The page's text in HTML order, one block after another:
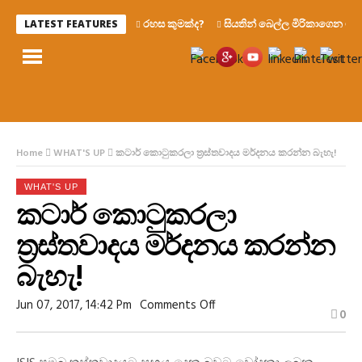
LATEST FEATURES රහස කුමක්ද? සියතින් බෙල්ල මිරිකාගෙන
Home WHAT'S UP කටාර් කොටුකරලා ත්‍රස්තවාදය මර්දනය කරන්න බැහැ!
WHAT'S UP
කටාර් කොටුකරලා
ත්‍රස්තවාදය මර්දනය කරන්න
බැහැ!
Jun 07, 2017, 14:42 Pm Comments OffOn
කොටුකරලා
මර්දනය
0